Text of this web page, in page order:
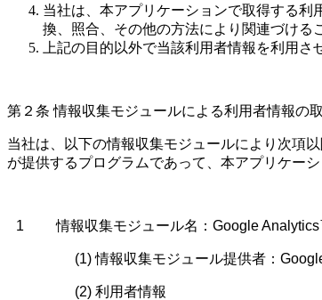
当社は、本アプリケーションで取得する
換、照合、その他の方法により関連づける
上記の目的以外で当該利用者情報を利用
第２条 情報収集モジュールによる利用者情報の
当社は、以下の情報収集モジュールにより次項
が提供するプログラムであって、本アプリケー
1 情報収集モジュール名： Google
(1) 情報収集モジュール提供者：
(2) 利用者情報